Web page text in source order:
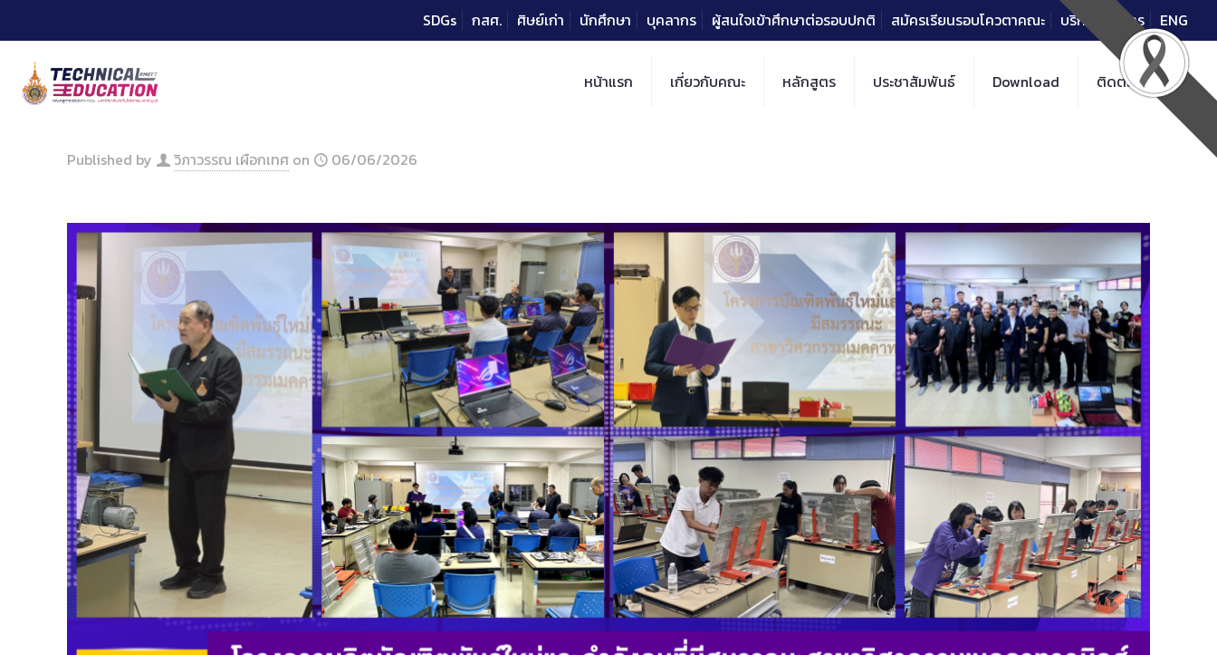
Content
SDGs กสศ. ศิษย์เก่า นักศึกษา บุคลากร ผู้สนใจเข้าศึกษาต่อรอบปกติ สมัครเรียนรอบโควตาคณะ บริการวิชาการ ENG
หน้าแรก เกี่ยวกับคณะ หลักสูตร ประชาสัมพันธ์ Download ติดต่อ
Published by วิภาวรรณ เผือกเทศ on 06/06/2026